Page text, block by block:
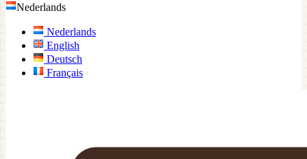
Nederlands
Nederlands
English
Deutsch
Français